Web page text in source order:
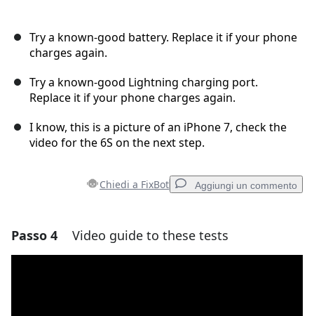
Try a known-good battery. Replace it if your phone
charges again.
Try a known-good Lightning charging port.
Replace it if your phone charges again.
I know, this is a picture of an iPhone 7, check the
video for the 6S on the next step.
Chiedi a FixBot Aggiungi un commento
Aggiungi un commento
Passo 4 Video guide to these tests